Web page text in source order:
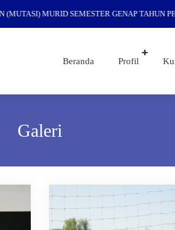
MURID SEMESTER GENAP TAHUN
Beranda Profil
Galeri